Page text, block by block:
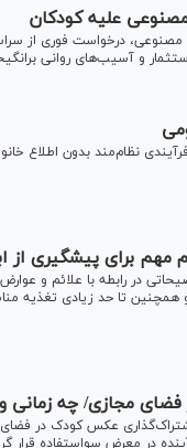
علیه کودکان
درخواست فوری از
و آسیب‌های روانی
نظام‌مند بدون اطلاع
در رابطه با علائم و
تا حد زیادی تغذیه
مجازی/ چه زمانی
اشتراک‌گذاری عکس کودک در
در معرض سواستفاده قرار